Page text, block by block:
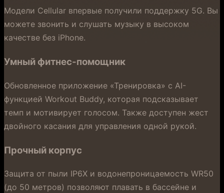
Модели Cellular впервые получили поддержку 5G. Вы
можете звонить и слушать музыку в высоком
качестве без iPhone.
Умный фитнес-помощник
Обновленное приложение «Тренировка» с AI-
функцией Workout Buddy, которая подсказывает
темп и мотивирует голосом. Также доступен жест
двойного касания для управления одной рукой.
Прочный корпус
Защита от пыли IP6X и водонепроницаемость WR50
(до 50 метров) позволяют плавать в бассейне и